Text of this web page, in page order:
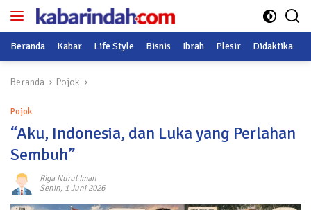
Langsung
Beranda Kabar Life Style Bisnis Ibrah Plesir Didaktika
Beranda Pojok
Pojok
“Aku, Indonesia, dan Luka yang Perlahan
Sembuh”
Riga Nurul Iman
Senin, 1 Juni 2026